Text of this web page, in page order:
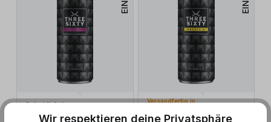
Sofort lieferbar
Versandfertig in
Wir respektieren deine Privatsphäre